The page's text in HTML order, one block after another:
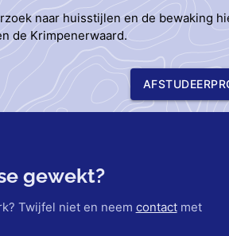
naar huisstijlen en de bewaking
de Krimpenerwaard.
gewekt?
Twijfel niet en neem contactmet